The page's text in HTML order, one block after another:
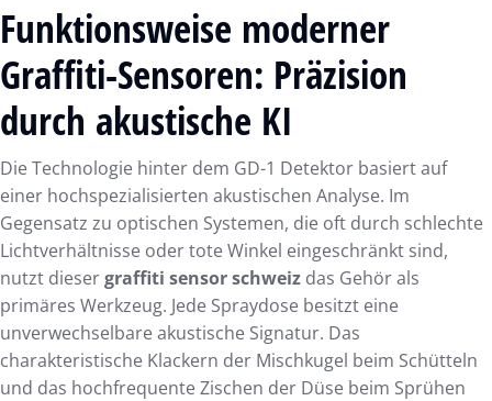
Funktionsweise moderner
Graffiti-Sensoren: Präzision
durch akustische KI
Die Technologie hinter dem GD-1 Detektor basiert auf
einer hochspezialisierten akustischen Analyse. Im
Gegensatz zu optischen Systemen, die oft durch schlechte
Lichtverhältnisse oder tote Winkel eingeschränkt sind,
nutzt diesergraffiti sensor schweiz das Gehör als
primäres Werkzeug. Jede Spraydose besitzt eine
unverwechselbare akustische Signatur. Das
charakteristische Klackern der Mischkugel beim Schütteln
und das hochfrequente Zischen der Düse beim Sprühen